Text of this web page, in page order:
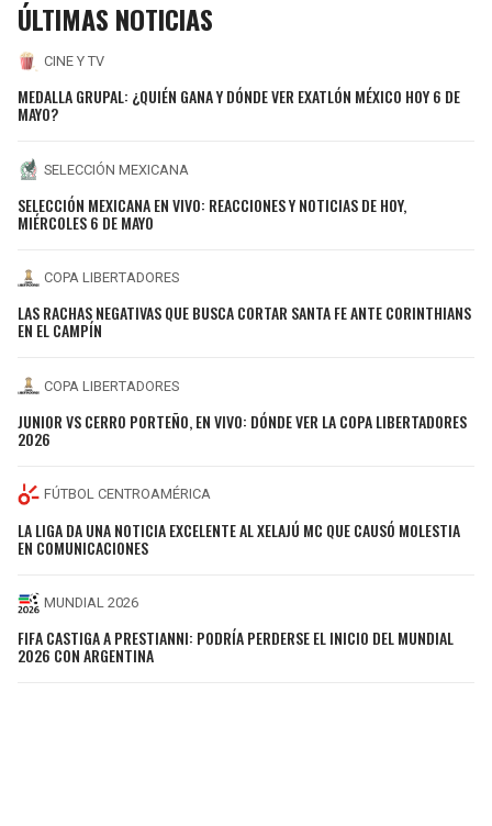
ÚLTIMAS NOTICIAS
CINE Y TV
MEDALLA GRUPAL: ¿QUIÉN GANA Y DÓNDE VER EXATLÓN MÉXICO HOY 6 DE
MAYO?
SELECCIÓN MEXICANA
SELECCIÓN MEXICANA EN VIVO: REACCIONES Y NOTICIAS DE HOY,
MIÉRCOLES 6 DE MAYO
COPA LIBERTADORES
LAS RACHAS NEGATIVAS QUE BUSCA CORTAR SANTA FE ANTE CORINTHIANS
EN EL CAMPÍN
COPA LIBERTADORES
JUNIOR VS CERRO PORTEÑO, EN VIVO: DÓNDE VER LA COPA LIBERTADORES
2026
FÚTBOL CENTROAMÉRICA
LA LIGA DA UNA NOTICIA EXCELENTE AL XELAJÚ MC QUE CAUSÓ MOLESTIA
EN COMUNICACIONES
MUNDIAL 2026
FIFA CASTIGA A PRESTIANNI: PODRÍA PERDERSE EL INICIO DEL MUNDIAL
2026 CON ARGENTINA